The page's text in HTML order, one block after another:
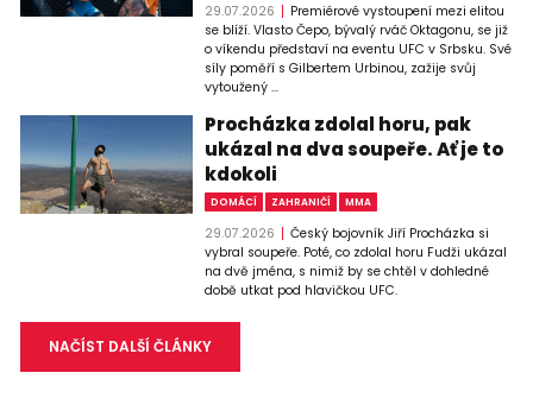
29.07.2026
Premiérové vystoupení mezi elitou
se blíží. Vlasto Čepo, bývalý rváč Oktagonu, se již
o víkendu představí na eventu UFC v Srbsku. Své
síly poměří s Gilbertem Urbinou, zažije svůj
vytoužený ...
Procházka zdolal horu, pak
ukázal na dva soupeře. Ať je to
kdokoli
DOMÁCÍ ZAHRANIČÍ MMA
29.07.2026
Český bojovník Jiří Procházka si
vybral soupeře. Poté, co zdolal horu Fudži ukázal
na dvě jména, s nimiž by se chtěl v dohledné
době utkat pod hlavičkou UFC.
NAČÍST DALŠÍ ČLÁNKY